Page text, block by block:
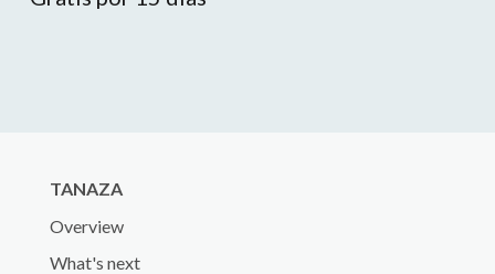
TANAZA
Overview
What's next